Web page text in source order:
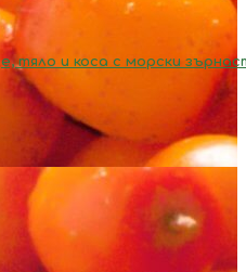
тяло и коса с морски